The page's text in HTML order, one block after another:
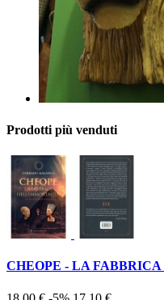
Prodotti più venduti
CHEOPE - LA